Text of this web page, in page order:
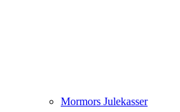
Mormors Julekasser